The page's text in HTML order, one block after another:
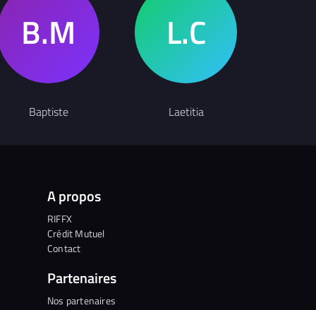
Baptiste Laetitia
A propos
RIFFX
Crédit Mutuel
Contact
Partenaires
Nos partenaires